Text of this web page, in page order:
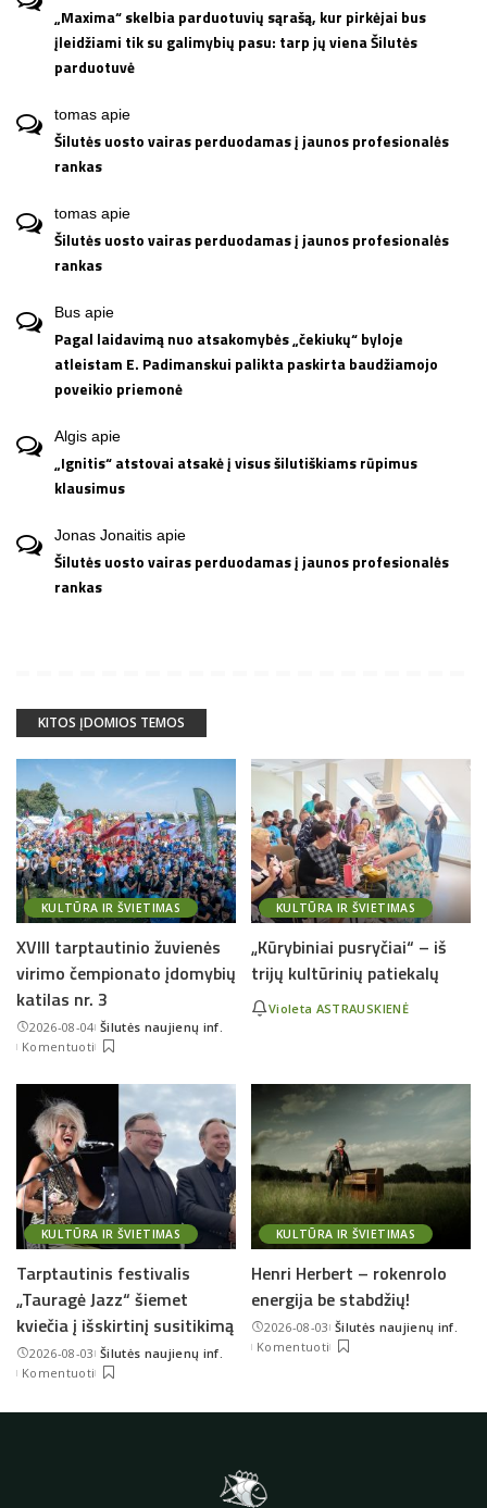
„Maxima“ skelbia parduotuvių sąrašą, kur pirkėjai bus
įleidžiami tik su galimybių pasu: tarp jų viena Šilutės
parduotuvė
tomas apie
Šilutės uosto vairas perduodamas į jaunos profesionalės
rankas
tomas apie
Šilutės uosto vairas perduodamas į jaunos profesionalės
rankas
Bus apie
Pagal laidavimą nuo atsakomybės „čekiukų“ byloje
atleistam E. Padimanskui palikta paskirta baudžiamojo
poveikio priemonė
Algis apie
„Ignitis“ atstovai atsakė į visus šilutiškiams rūpimus
klausimus
Jonas Jonaitis apie
Šilutės uosto vairas perduodamas į jaunos profesionalės
rankas
KITOS ĮDOMIOS TEMOS
KULTŪRA IR ŠVIETIMAS
XVIII tarptautinio žuvienės
virimo čempionato įdomybių
katilas nr. 3
2026-08-04Posted
by
Šilutės naujienų inf.
Komentuoti
KULTŪRA IR ŠVIETIMAS
„Kūrybiniai pusryčiai“ – iš
trijų kultūrinių patiekalų
Violeta ASTRAUSKIENĖ
KULTŪRA IR ŠVIETIMAS
Tarptautinis festivalis
„Tauragė Jazz“ šiemet
kviečia į išskirtinį susitikimą
2026-08-03Posted
by
Šilutės naujienų inf.
Komentuoti
KULTŪRA IR ŠVIETIMAS
Henri Herbert – rokenrolo
energija be stabdžių!
2026-08-03Posted
by
Šilutės naujienų inf.
Komentuoti